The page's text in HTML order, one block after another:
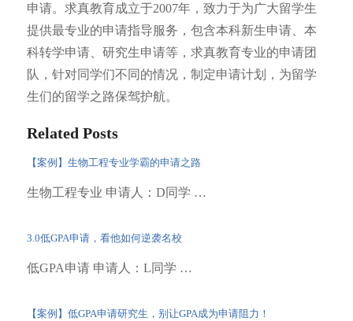
申请。求真教育成立于2007年，致力于为广大留学生
提供最专业的申请指导服务，包含本科新生申请、本
科转学申请、研究生申请等，求真教育专业的申请团
队，针对同学们不同的情况，制定申请计划，为留学
生们的留学之路保驾护航。
Related Posts
【案例】生物工程专业学霸的申请之路
生物工程专业 申请人：D同学 …
3.0低GPA申请，看他如何逆袭名校
低GPA申请 申请人：L同学 …
【案例】低GPA申请研究生，别让GPA成为申请阻力！